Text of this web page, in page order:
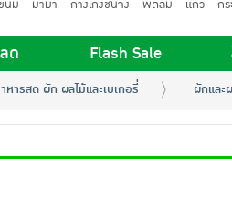
นม มาม่า กางเกงชินจัง พัดลม แก้ว กร
ด Flash Sale
หารสด ผัก ผลไม้และเบเกอรี่ ผักและ